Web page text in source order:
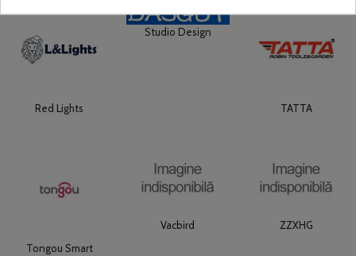
Red Lights
Studio Design
TATTA
Tongou Smart
Vacbird ZZXHG